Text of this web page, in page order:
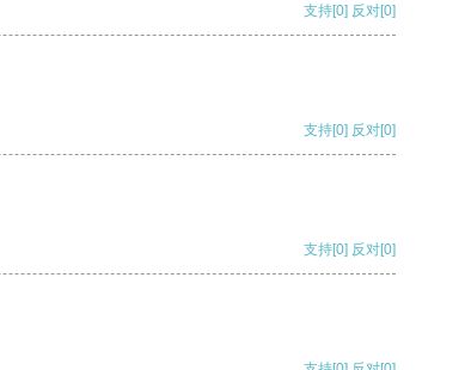
支持[0] 反对[0]
支持[0] 反对[0]
支持[0] 反对[0]